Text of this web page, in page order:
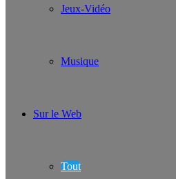
Jeux-Vidéo
Musique
Sur le Web
Tout